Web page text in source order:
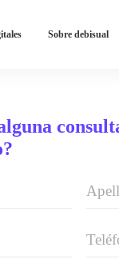
Sobre debisual